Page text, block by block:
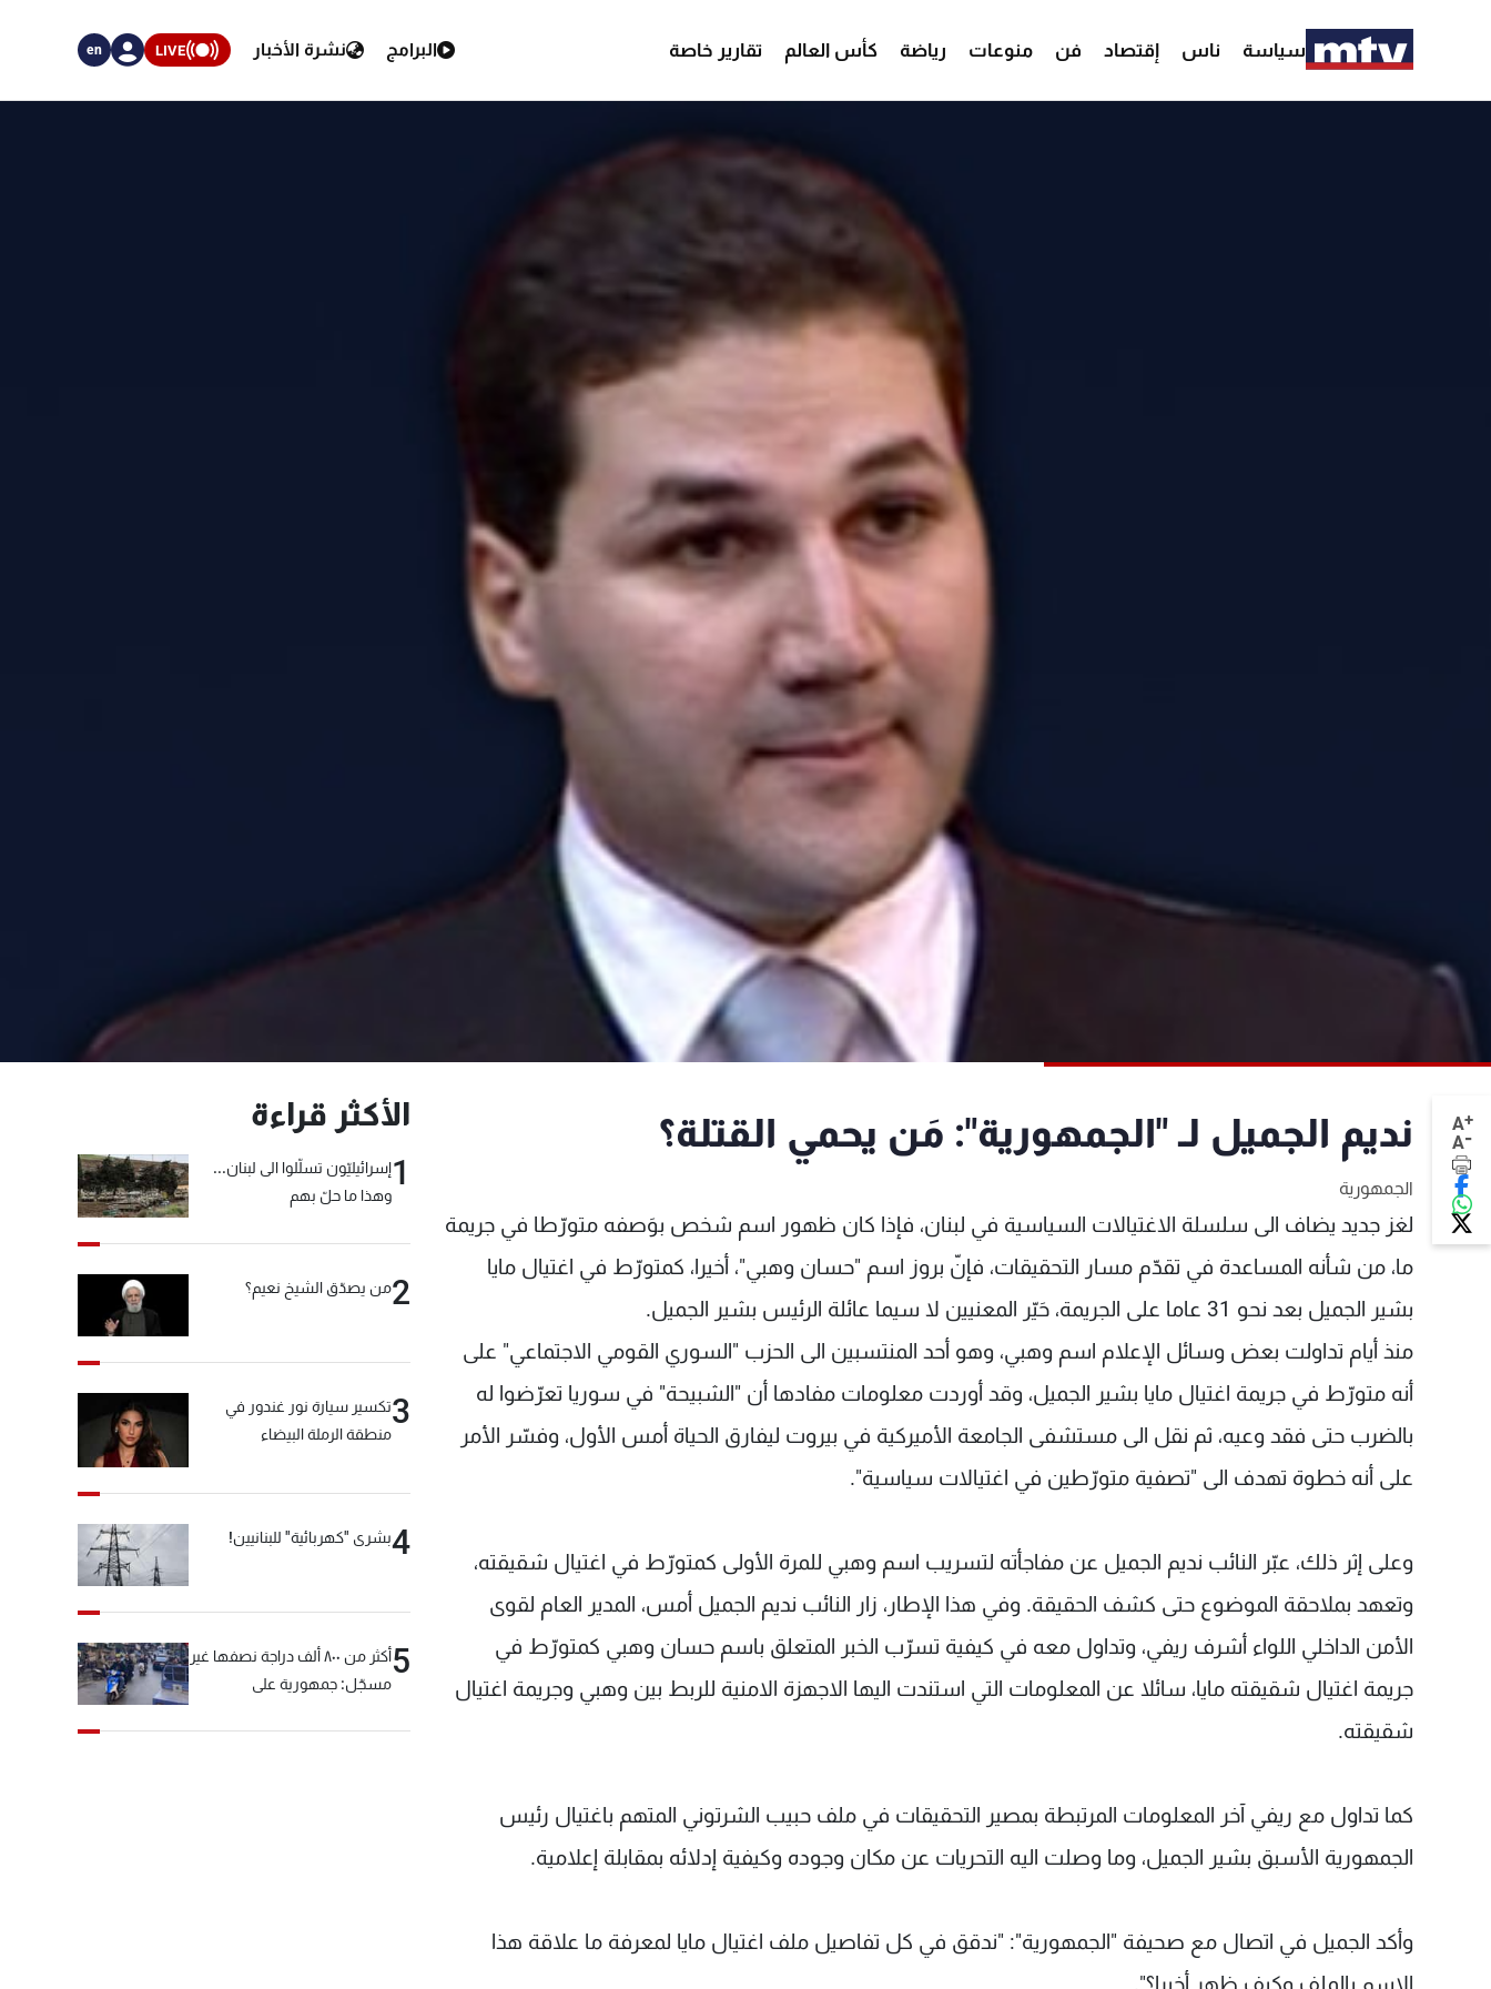
سياسة ناس إقتصاد فن منوعات رياضة كأس العالم تقارير خاصة البرامج نشرة الأخبار LIVE
en
A+
A- نديم الجميل لـ "الجمهورية": مَن يحمي القتلة؟
الجمهورية
لغز جديد يضاف الى سلسلة الاغتيالات السياسية في لبنان، فإذا كان ظهور اسم شخص بوَصفه متورّطا في جريمة
ما، من شأنه المساعدة في تقدّم مسار التحقيقات، فإنّ بروز اسم "حسان وهبي"، أخيرا، كمتورّط في اغتيال مايا
بشير الجميل بعد نحو 31 عاما على الجريمة، حَيّر المعنيين لا سيما عائلة الرئيس بشير الجميل.
منذ أيام تداولت بعض وسائل الإعلام اسم وهبي، وهو أحد المنتسبين الى الحزب "السوري القومي الاجتماعي" على
أنه متورّط في جريمة اغتيال مايا بشير الجميل، وقد أوردت معلومات مفادها أن "الشبيحة" في سوريا تعرّضوا له
بالضرب حتى فقد وعيه، ثم نقل الى مستشفى الجامعة الأميركية في بيروت ليفارق الحياة أمس الأول، وفسّر الأمر
على أنه خطوة تهدف الى "تصفية متورّطين في اغتيالات سياسية".
وعلى إثر ذلك، عبّر النائب نديم الجميل عن مفاجأته لتسريب اسم وهبي للمرة الأولى كمتورّط في اغتيال شقيقته،
وتعهد بملاحقة الموضوع حتى كشف الحقيقة. وفي هذا الإطار، زار النائب نديم الجميل أمس، المدير العام لقوى
الأمن الداخلي اللواء أشرف ريفي، وتداول معه في كيفية تسرّب الخبر المتعلق باسم حسان وهبي كمتورّط في
جريمة اغتيال شقيقته مايا، سائلا عن المعلومات التي استندت اليها الاجهزة الامنية للربط بين وهبي وجريمة اغتيال
شقيقته.
كما تداول مع ريفي آخر المعلومات المرتبطة بمصير التحقيقات في ملف حبيب الشرتوني المتهم باغتيال رئيس
الجمهورية الأسبق بشير الجميل، وما وصلت اليه التحريات عن مكان وجوده وكيفية إدلائه بمقابلة إعلامية.
وأكد الجميل في اتصال مع صحيفة "الجمهورية": "ندقق في كل تفاصيل ملف اغتيال مايا لمعرفة ما علاقة هذا
الأكثر قراءة
1إسرائيليّون تسلّلوا الى لبنان...
وهذا ما حلّ بهم
2من يصدّق الشيخ نعيم؟
3تكسير سيارة نور غندور في
منطقة الرملة البيضاء
4بشرى "كهربائية" للبنانيين!
5
أكثر من ٨٠٠ ألف دراجة نصفها غير
مسجّل: جمهورية على